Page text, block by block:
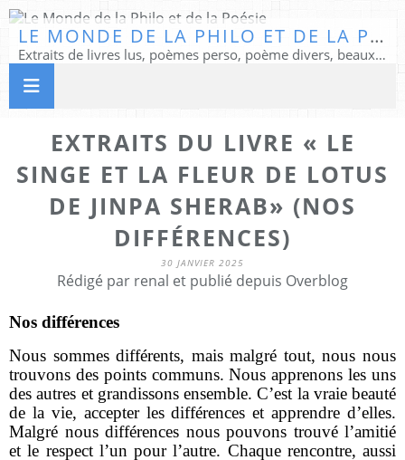
LE MONDE DE LA PHILO ET DE LA POÉSIE
Extraits de livres lus, poèmes perso, poème divers, beaux textes...
EXTRAITS DU LIVRE « LE
SINGE ET LA FLEUR DE LOTUS
DE JINPA SHERAB» (NOS
DIFFÉRENCES)
30 JANVIER 2025
Rédigé par renal et publié depuis Overblog
Nos différences
Nous sommes différents, mais malgré tout, nous nous
trouvons des points communs. Nous apprenons les uns
des autres et grandissons ensemble. C’est la vraie beauté
de la vie, accepter les différences et apprendre d’elles.
Malgré nous différences nous pouvons trouvé l’amitié
et le respect l’un pour l’autre. Chaque rencontre, aussi